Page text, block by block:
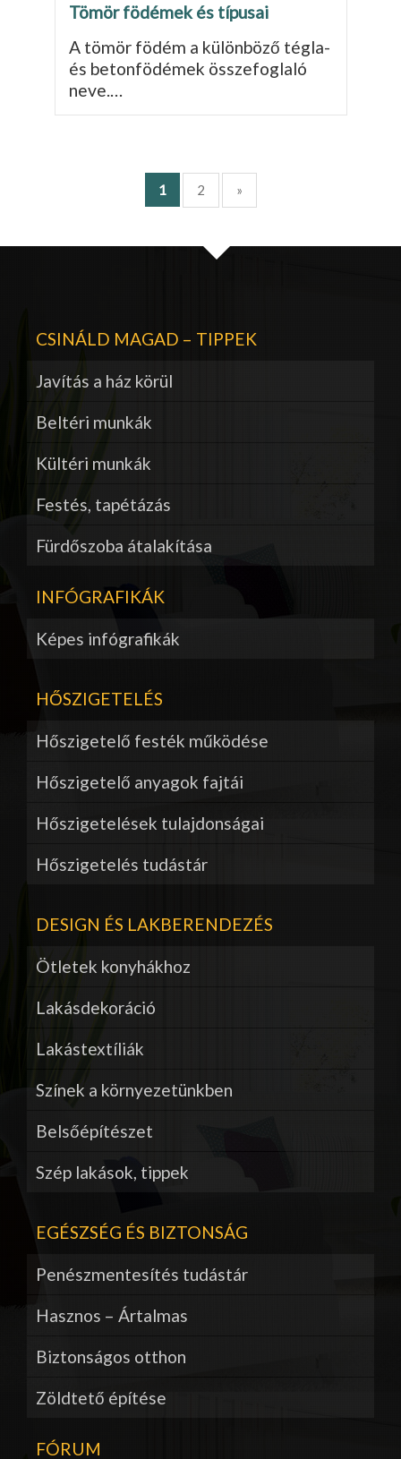
Tömör födémek és típusai
A tömör födém a különböző tégla-
és betonfödé­mek összefoglaló
neve.…
1 2 »
CSINÁLD MAGAD – TIPPEK
Javítás a ház körül
Beltéri munkák
Kültéri munkák
Festés, tapétázás
Fürdőszoba átalakítása
INFÓGRAFIKÁK
Képes infógrafikák
HŐSZIGETELÉS
Hőszigetelő festék működése
Hőszigetelő anyagok fajtái
Hőszigetelések tulajdonságai
Hőszigetelés tudástár
DESIGN ÉS LAKBERENDEZÉS
Ötletek konyhákhoz
Lakásdekoráció
Lakástextíliák
Színek a környezetünkben
Belsőépítészet
Szép lakások, tippek
EGÉSZSÉG ÉS BIZTONSÁG
Penészmentesítés tudástár
Hasznos – Ártalmas
Biztonságos otthon
Zöldtető építése
FÓRUM